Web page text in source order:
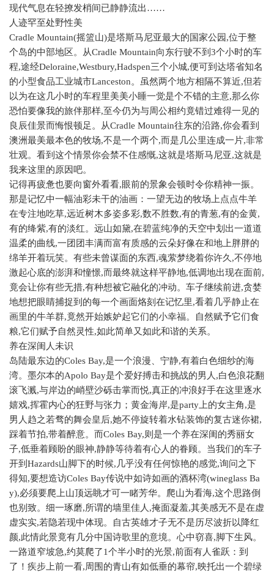
现代气息在轻撩发梢间已静静流出……
人迹罕至处野性美
Cradle Mountain(摇篮山)是塔斯马尼亚最大的国家公园 ,位于整
个岛的中部地区。从Cradle Mountain向东行驶不到 3个小时的车
程,途经Deloraine,Westbury,Hadspen三个小城,便可到达塔省知名
的小型食品工业城市Lanceston。虽然两个地方相隔不算近,但若
以为在这几小时的车程里美美小睡一觉是个不错的主意,那么你
恐怕要像我的旅伴那样,至今仍为与周公相约竟错过难得一见的
良辰佳景而悔恨顿足。从Cradle Mountain往东的沿路,你会看到
澳洲最美最本色的牧场,不是一个两个,而是几公里连成一片,非常
壮观。看到这个情景你会禁不住感慨,这就是塔斯马尼亚,这就是
我来这里的原因吧。
记得再疲惫也要向窗外看看,眼前的景象会顿时令你精神一振。
那是记忆中一幅油彩未干的油画：一望无边的牧场上点点牛羊
在专注地吃草,远近树木多姿多彩,数不胜数,有的青葱,有的金黄,
有的绛紫,有的淡红。远山如黛,在碧蓝纯净的天空中划出一道道
温柔的曲线,一团团丰满而富有质感的云朵好像在和地上胖胖的
绵羊开着玩笑。有些未曾谋面的东西,魂萦梦绕着你许久,不停地
激起心底的澎湃和憧憬,而最终就这样平静地,低调地出现在面前,
竟会让你有些无措,有种想被它融化的冲动。车子继续前进,贪婪
地想把眼睛捕捉到的每一个画面烙刻在记忆里,看着几乎静止在
画里的牛羊群,竟然开始嫉妒起它们的小幸福。自然赋予它们食
粮,它们赋予自然灵性,如此简单又如此和谐的关系。
养在深闺人未识
岛陆最东边的Coles Bay,是一个浪漫、宁静,有着白色细纱的海
湾。墨尔本的Apolo Bay是个爱好搏击和挑战的男人,白色浪花翻
滚飞溅,与岸边的峭壁沙砾击掌而悦,真正的冲浪好手在这里逐水
嬉戏,挥霍内心的狂野与张力；黄金海岸,是party上的女主角,是
男人趋之若骛的舞会皇后,她不停旋转着水钻装饰的复古迷你裙,
踩着节拍,带着醉意。而Coles Bay,则是一个养在深闺的秀丽女
子,低垂着顾盼的眼神,静静等待着有心人的眷顾。当我们的车子
开到 Hazards山脚下的时候,几乎没有任何惊艳的感觉,询问之下
得知,要想造访Coles Bay传说中如诗如画的酒杯湾(wineglass Ba
y),必须要爬上山顶远眺才可一睹芳华。爬山为看海,这个思路倒
也别致。细一琢磨,所谓的墙里佳人,掩面凝羞,其美感无不是在虚
虚实实,若隐若现中体现。自古英雄才子无不是历尽波折以降红
颜,此情此景竟有几分中国诗歌里的意境。心中窃喜,脚下生风。
一路道窄坡急,约莫爬了1个半小时的光景,前面有人雀跃：到
了！疾步上前一看,周围的青山有如低垂的幕帘,映托出一个碧绿